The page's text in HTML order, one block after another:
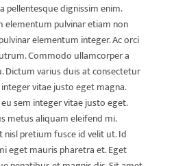
pellentesque dignissim enim.
elementum pulvinar etiam non
elementum integer. Ac orci
Commodo ullamcorper a
Dictum varius duis at consectetur
vitae justo eget magna.
sem integer vitae justo eget.
metus aliquam eleifend mi.
pretium fusce id velit ut. Id
eget mauris pharetra et. Eget